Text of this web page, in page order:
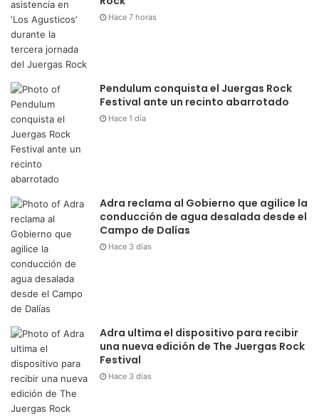
Hace 7 horas
Pendulum conquista el Juergas Rock
Festival ante un recinto abarrotado
Hace 1 día
Adra reclama al Gobierno que agilice la
conducción de agua desalada desde el
Campo de Dalías
Hace 3 días
Adra ultima el dispositivo para recibir
una nueva edición de The Juergas Rock
Festival
Hace 3 días